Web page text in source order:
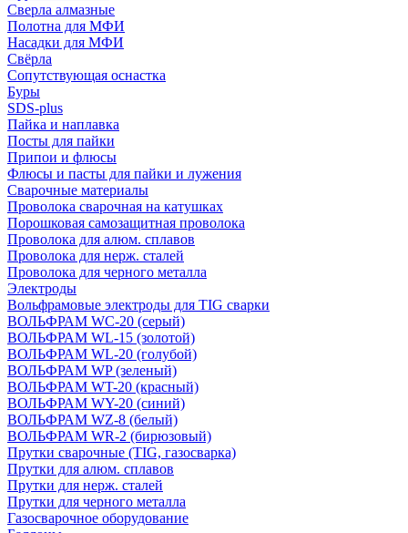
Сверла алмазные
Полотна для МФИ
Насадки для МФИ
Свёрла
Сопутствующая оснастка
Буры
SDS-plus
Пайка и наплавка
Посты для пайки
Припои и флюсы
Флюсы и пасты для пайки и лужения
Сварочные материалы
Проволока сварочная на катушках
Порошковая самозащитная проволока
Проволока для алюм. сплавов
Проволока для нерж. сталей
Проволока для черного металла
Электроды
Вольфрамовые электроды для TIG сварки
ВОЛЬФРАМ WC-20 (серый)
ВОЛЬФРАМ WL-15 (золотой)
ВОЛЬФРАМ WL-20 (голубой)
ВОЛЬФРАМ WP (зеленый)
ВОЛЬФРАМ WT-20 (красный)
ВОЛЬФРАМ WY-20 (синий)
ВОЛЬФРАМ WZ-8 (белый)
ВОЛЬФРАМ WR-2 (бирюзовый)
Прутки сварочные (TIG, газосварка)
Прутки для алюм. сплавов
Прутки для нерж. сталей
Прутки для черного металла
Газосварочное оборудование